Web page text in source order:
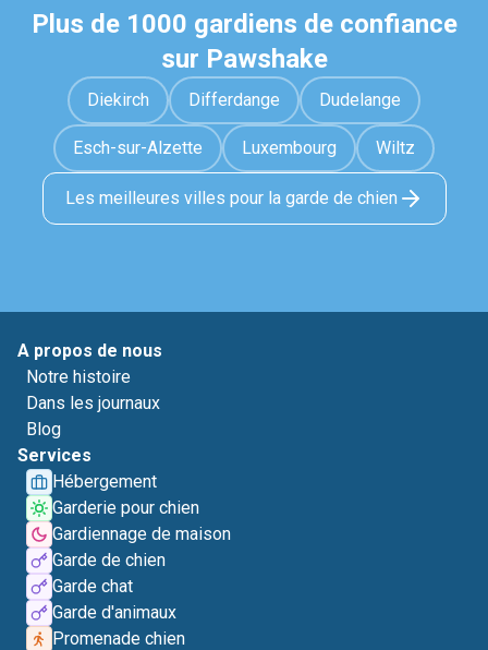
Plus de 1000 gardiens de confiance
sur Pawshake
Diekirch Differdange Dudelange
Esch-sur-Alzette Luxembourg Wiltz
Les meilleures villes pour la garde de chien
A propos de nous
Notre histoire
Dans les journaux
Blog
Services
Hébergement
Garderie pour chien
Gardiennage de maison
Garde de chien
Garde chat
Garde d'animaux
Promenade chien